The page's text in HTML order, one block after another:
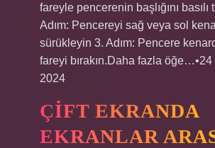
fareyle pencerenin başlığını basılı
Adım: Pencereyi sağ veya sol
sürükleyin 3. Adım: Pencere
fareyi bırakın.Daha fazla
2024
ÇIFT EKRANDA
EKRANLAR